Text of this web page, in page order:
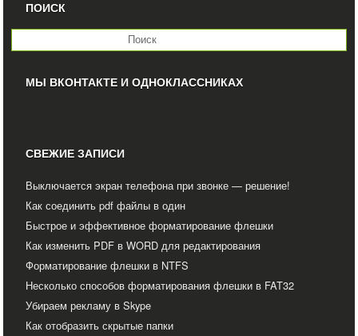
ПОИСК
МЫ ВКОНТАКТЕ И ОДНОКЛАССНИКАХ
СВЕЖИЕ ЗАПИСИ
Выключается экран телефона при звонке — решение!
Как соединить pdf файлы в один
Быстрое и эффективное форматирование флешки
Как изменить PDF в WORD для редактирования
Форматирование флешки в NTFS
Несколько способов форматирования флешки в FAT32
Убираем рекламу в Skype
Как отобразить скрытые папки